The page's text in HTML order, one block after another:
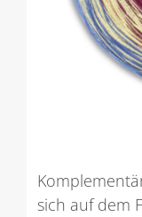
sich auf dem